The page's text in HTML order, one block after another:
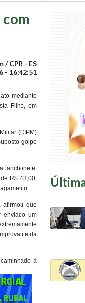
com
/ CPR - ES
- 16:42:51
mediante
Filho, em
(CIPM)
golpe
lanchonete.
R$ 43,00,
afirmou que
enviado um
da
à